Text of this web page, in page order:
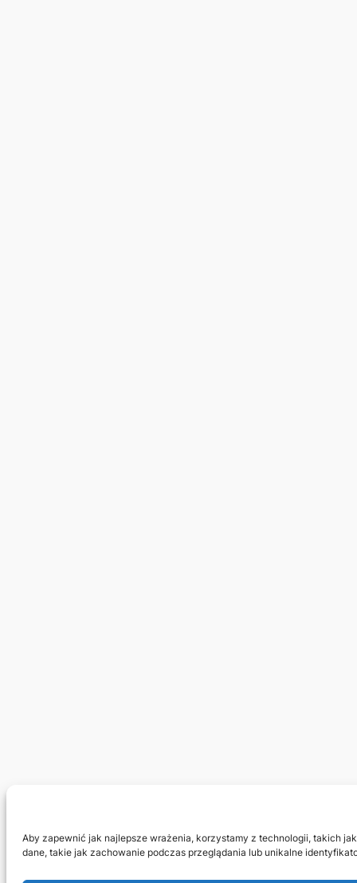
Aby zapewnić jak najlepsze wrażenia, korzystamy z technologii, takich
dane, takie jak zachowanie podczas przeglądania lub unikalne